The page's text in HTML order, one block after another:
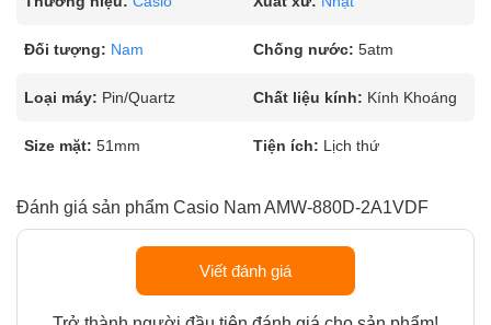
Đối tượng: Nam Chống nước: 5atm
Loại máy: Pin/Quartz Chất liệu kính: Kính Khoáng
Size mặt: 51mm Tiện ích: Lịch thứ
Đánh giá sản phẩm Casio Nam AMW-880D-2A1VDF
Viết đánh giá